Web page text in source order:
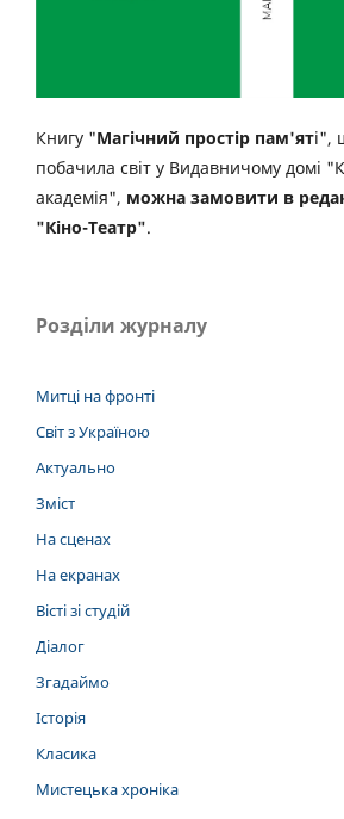
Книгу "Магічний простір пам'яті",
побачила світ у Видавничому домі
академія", можна замовити в
"Кіно-Театр".
Розділи журналу
Митці на фронті
Світ з Україною
Актуально
Зміст
На сценах
На екранах
Вісті зі студій
Діалог
Згадаймо
Історія
Класика
Мистецька хроніка